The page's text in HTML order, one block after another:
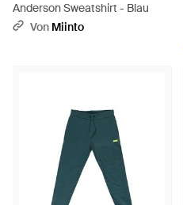
Anderson Sweatshirt - Blau
Von Miinto